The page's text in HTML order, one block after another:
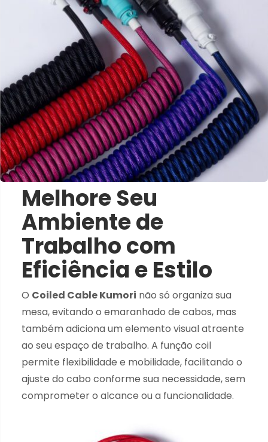
Melhore Seu
Ambiente de
Trabalho com
Eficiência e Estilo
O Coiled Cable Kumori não só organiza sua
mesa, evitando o emaranhado de cabos, mas
também adiciona um elemento visual atraente
ao seu espaço de trabalho. A função coil
permite flexibilidade e mobilidade, facilitando o
ajuste do cabo conforme sua necessidade, sem
comprometer o alcance ou a funcionalidade.